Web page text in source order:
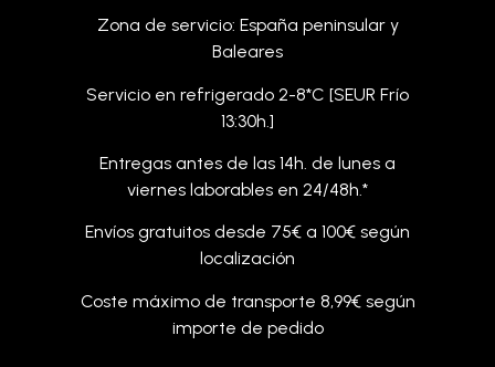
Zona de servicio: España peninsular y
Baleares
Servicio en refrigerado 2-8*C [SEUR Frío
13:30h.]
Entregas antes de las 14h. de lunes a
viernes laborables en 24/48h.*
Envíos gratuitos desde 75€ a 100€ según
localización
Coste máximo de transporte 8,99€ según
importe de pedido